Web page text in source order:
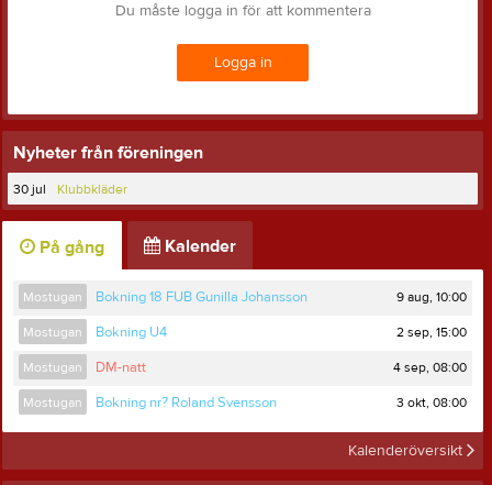
Du måste logga in för att kommentera
Logga in
Nyheter från föreningen
30 jul Klubbkläder
På gång Kalender
Mostugan Bokning 18 FUB Gunilla Johansson 9 aug, 10:00
Mostugan Bokning U4 2 sep, 15:00
Mostugan DM-natt 4 sep, 08:00
Mostugan Bokning nr? Roland Svensson 3 okt, 08:00
Kalenderöversikt